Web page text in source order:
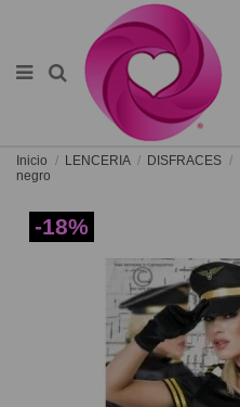
Inicio LENCERIA DISFRACES
negro
-18%